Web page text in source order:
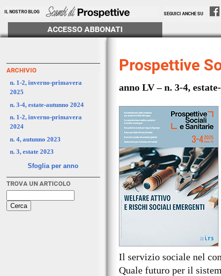
IL NOSTRO BLOG SEGUICI ANCHE SU
ACCESSO ABBONATI
Prospettive
anno LV – n. 3-4,
Il servizio sociale nel
Quale futuro per il
ARCHIVIO
n. 1-2, inverno-primavera
2025
n. 3-4, estate-autunno 2024
n. 1-2, inverno-primavera
2024
n. 4, autunno 2023
n. 3, estate 2023
Sfoglia per anno
TROVA UN ARTICOLO